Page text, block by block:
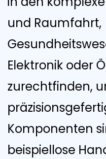
und Raumfahrt,
Elektronik oder
zurechtfinden,
Komponenten
beispiellose